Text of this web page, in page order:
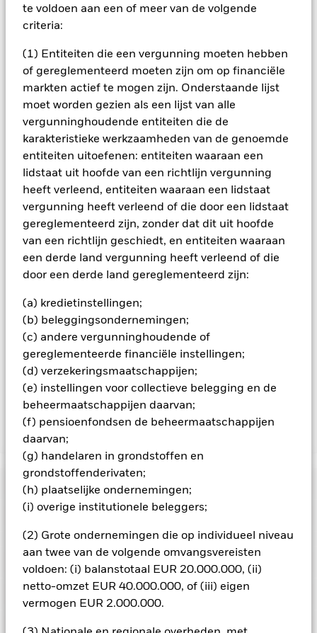
te voldoen aan een of meer van de volgende
criteria:
(1) Entiteiten die een vergunning moeten hebben
of gereglementeerd moeten zijn om op financiële
markten actief te mogen zijn. Onderstaande lijst
moet worden gezien als een lijst van alle
vergunninghoudende entiteiten die de
karakteristieke werkzaamheden van de genoemde
entiteiten uitoefenen: entiteiten waaraan een
lidstaat uit hoofde van een richtlijn vergunning
heeft verleend, entiteiten waaraan een lidstaat
vergunning heeft verleend of die door een lidstaat
gereglementeerd zijn, zonder dat dit uit hoofde
van een richtlijn geschiedt, en entiteiten waaraan
een derde land vergunning heeft verleend of die
door een derde land gereglementeerd zijn:
(a) kredietinstellingen;
(b) beleggingsondernemingen;
(c) andere vergunninghoudende of
gereglementeerde financiële instellingen;
(d) verzekeringsmaatschappijen;
(e) instellingen voor collectieve belegging en de
beheermaatschappijen daarvan;
(f) pensioenfondsen de beheermaatschappijen
daarvan;
(g) handelaren in grondstoffen en
grondstoffenderivaten;
(h) plaatselijke ondernemingen;
(i) overige institutionele beleggers;
(2) Grote ondernemingen die op individueel niveau
aan twee van de volgende omvangsvereisten
voldoen: (i) balanstotaal EUR 20.000.000, (ii)
netto-omzet EUR 40.000.000, of (iii) eigen
vermogen EUR 2.000.000.
BELANGRIJKE GEGEVENS: Kapitaalrisico.De waarde en
het rendement van beleggingen kunnen dalen en stijgen, en
oorspronkelijke inleg.
Alle aandelenklassen met valutahedging van dit fonds
gebruiken derivaten om valutarisico's af te dekken. Het
gebruik van derivaten voor een aandelenklasse kan een
potentieel besmettingsrisico (ook bekend als spill-over) voor
beheermaatschappij van het fonds waarborgt dat er
geschikte procedures worden gebruikt om het
besmettingsrisico voor andere aandelenklassen te
minimaliseren. Via het uitklapvakje direct onder de naam van
het fonds, kunt u een lijst van alle aandelenklassen in het
fonds bekijken – aandelenklassen met valutahedging worden
aangegeven door het woord 'Hedged' in de naam van de
aandelenklassen met valutahedging op aanvraag
verkrijgbaar bij de beheermaatschappij van het fonds.
In de mate waarin het Fonds effecten uitleent om zijn kosten
te reduceren, ontvangt het Fonds 62,5% van de hiermee
verbonden inkomsten en komen de resterende 37,5% ten
verdeling van opbrengsten uit effectenleningen de
exploitatiekosten van het Fonds niet verhoogt, is deze niet in
de lopende kosten opgenomen.
iShares Pacific ex Japan Equity Index Fund (LU)
Risicometer
Performance
Grafiek
Volledige grafiek bekijken
Het beleggingsrisico is geconcentreerd in specifieke
sectoren, landen, valuta's of bedrijven. Dit betekent dat het
Fonds gevoeliger is voor lokale economische, markt-,
politieke, duurzaamheids- of regelgevingsgebeurtenissen.
De waarde van aandelen en aandelengerelateerde effecten
Kerngegevens
Fondsomvang
Portefeuille kenmerken
Ratings